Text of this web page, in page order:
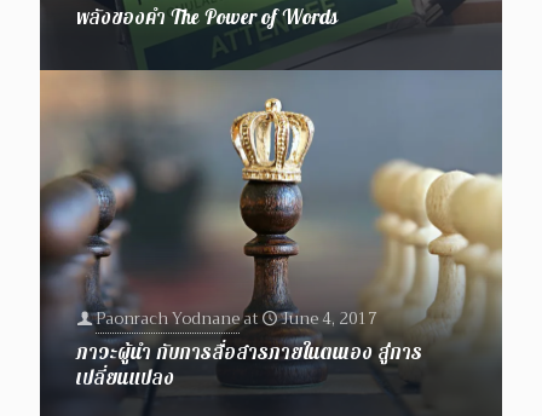
พลังของคำ The Power of Words
Paonrach Yodnaneat
June 4, 2017
ภาวะผู้นำ กับการสื่อสารภายในตนเอง สู่การ
เปลี่ยนแปลง